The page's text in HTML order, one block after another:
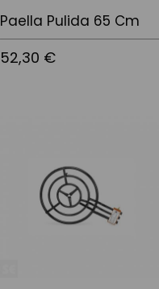
Paella Pulida 65 Cm
52,30 €